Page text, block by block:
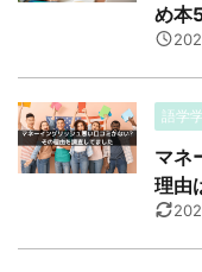
め本
語学
マネ
理由